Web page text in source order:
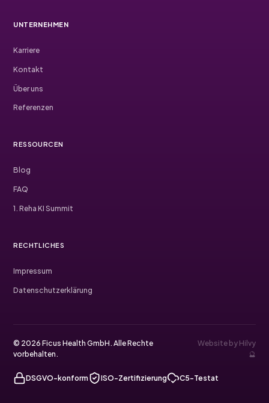
UNTERNEHMEN
Karriere
Kontakt
Über uns
Referenzen
RESSOURCEN
Blog
FAQ
1. Reha KI Summit
RECHTLICHES
Impressum
Datenschutzerklärung
© 2026 Ficus Health GmbH. Alle Rechte
vorbehalten.
Website by Hilvy
🔮
DSGVO-konform ISO-Zertifizierung C5-Testat